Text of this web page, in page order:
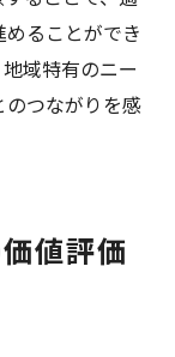
ることができ
域特有のニー
つながりを感
値評価